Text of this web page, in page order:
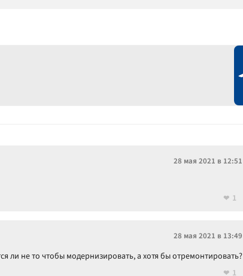
28 мая 2021 в 12:51
1
28 мая 2021 в 13:49
ли не то чтобы модернизировать, а хотя бы отремонтировать?
1